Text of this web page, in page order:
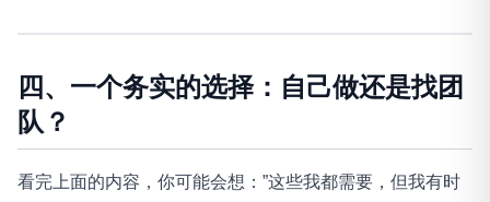
四、一个务实的选择：自己做还是找团
队？
看完上面的内容，你可能会想：”这些我都需要，但我有时